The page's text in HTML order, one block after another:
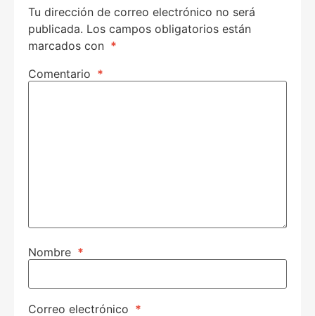
Tu dirección de correo electrónico no será
publicada. Los campos obligatorios están
marcados con *
Comentario *
Nombre *
Correo electrónico *